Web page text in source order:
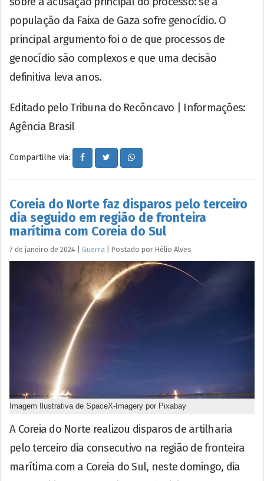
população da Faixa de Gaza sofre genocídio. O
principal argumento foi o de que processos de
genocídio são complexos e que uma decisão
definitiva leva anos.
Editado pelo Tribuna do Recôncavo | Informações:
Agência Brasil
Compartilhe via:
Coreia do Norte faz disparos pelo terceiro
dia seguido em região de fronteira
marítima com Coreia do Sul
7 de janeiro de 2024 Guerra Postado por Hélio Alves
Imagem Ilustrativa de SpaceX-Imagery por Pixabay
A Coreia do Norte realizou disparos de artilharia
pelo terceiro dia consecutivo na região de fronteira
marítima com a Coreia do Sul, neste domingo, dia